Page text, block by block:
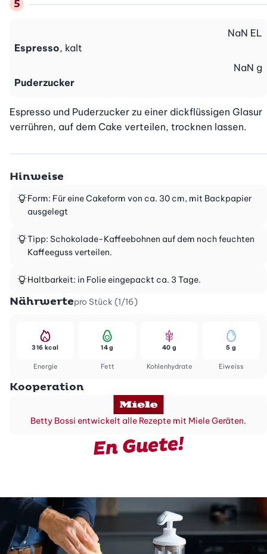
Espresso, kalt
NaN EL
Puderzucker
NaN g
Espresso und Puderzucker zu einer dickflüssigen Glasur
verrühren, auf dem Cake verteilen, trocknen lassen.
Hinweise
Form: Für eine Cakeform von ca. 30 cm, mit Backpapier
ausgelegt
Tipp: Schokolade-Kaffeebohnen auf dem noch feuchten
Kaffeeguss verteilen.
Haltbarkeit: in Folie eingepackt ca. 3 Tage.
Nährwertepro Stück (1/16)
Energie
316 kcal
Fett
14 g
Kohlenhydrate
40 g
Eiweiss
5 g
Kooperation
Betty Bossi entwickelt alle Rezepte mit Miele Geräten.
En Guete!